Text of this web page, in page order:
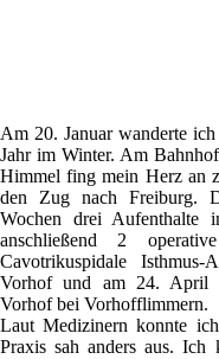
Am 20. Januar wanderte
Jahr im Winter. Am
Himmel fing mein Herz an
den Zug nach Freiburg.
Wochen drei Aufenthalte
anschließend 2
Cavotrikuspidale
Vorhof und am 24. April
Vorhof bei Vorhofflimmern.
Laut Medizinern konnte
Praxis sah anders aus. Ich